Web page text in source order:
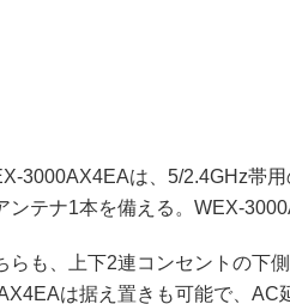
3000AX4EAは、5/2.4GHz帯
ンテナ1本を備える。WEX-
も、上下2連コンセントの下
は据え置きも可能で、AC